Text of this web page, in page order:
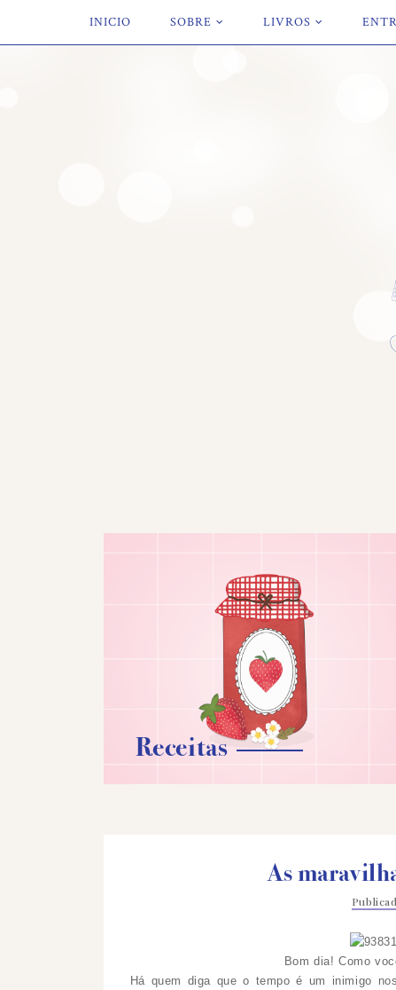
INICIO SOBRE LIVROS
Receitas
As
Bom dia! Como
Há quem diga que o tempo é um inimigo